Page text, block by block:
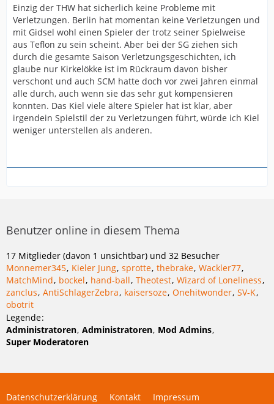
Einzig der THW hat sicherlich keine Probleme mit
Verletzungen. Berlin hat momentan keine Verletzungen und
mit Gidsel wohl einen Spieler der trotz seiner Spielweise
aus Teflon zu sein scheint. Aber bei der SG ziehen sich
durch die gesamte Saison Verletzungsgeschichten, ich
glaube nur Kirkelökke ist im Rückraum davon bisher
verschont und auch SCM hatte doch vor zwei Jahren einmal
alle durch, auch wenn sie das sehr gut kompensieren
konnten. Das Kiel viele ältere Spieler hat ist klar, aber
irgendein Spielstil der zu Verletzungen führt, würde ich Kiel
weniger unterstellen als anderen.
Benutzer online in diesem Thema
17 Mitglieder (davon 1 unsichtbar) und 32 Besucher
Monnemer345 Kieler Jung sprotte thebrake Wackler77
MatchMind bockel hand-ball Theotest Wizard of Loneliness
zanclus AntiSchlagerZebra kaisersoze Onehitwonder SV-K
obotrit
Legende
Administratoren Administratoren Mod Admins
Super Moderatoren
Datenschutzerklärung Kontakt Impressum